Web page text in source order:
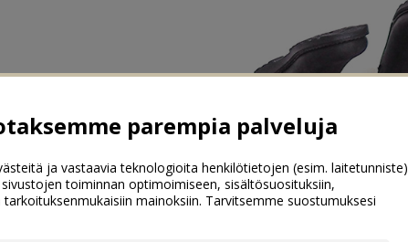
parempia palveluja
ja vastaavia teknologioita henkilötietojen (esim. laitetunniste)
toiminnan optimoimiseen, sisältösuosituksiin,
mainoksiin. Tarvitsemme suostumuksesi